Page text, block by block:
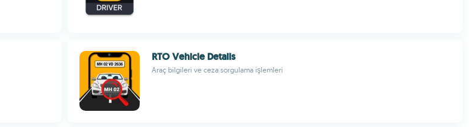
RTO Vehicle Details
Araç bilgileri ve ceza sorgulama işlemleri